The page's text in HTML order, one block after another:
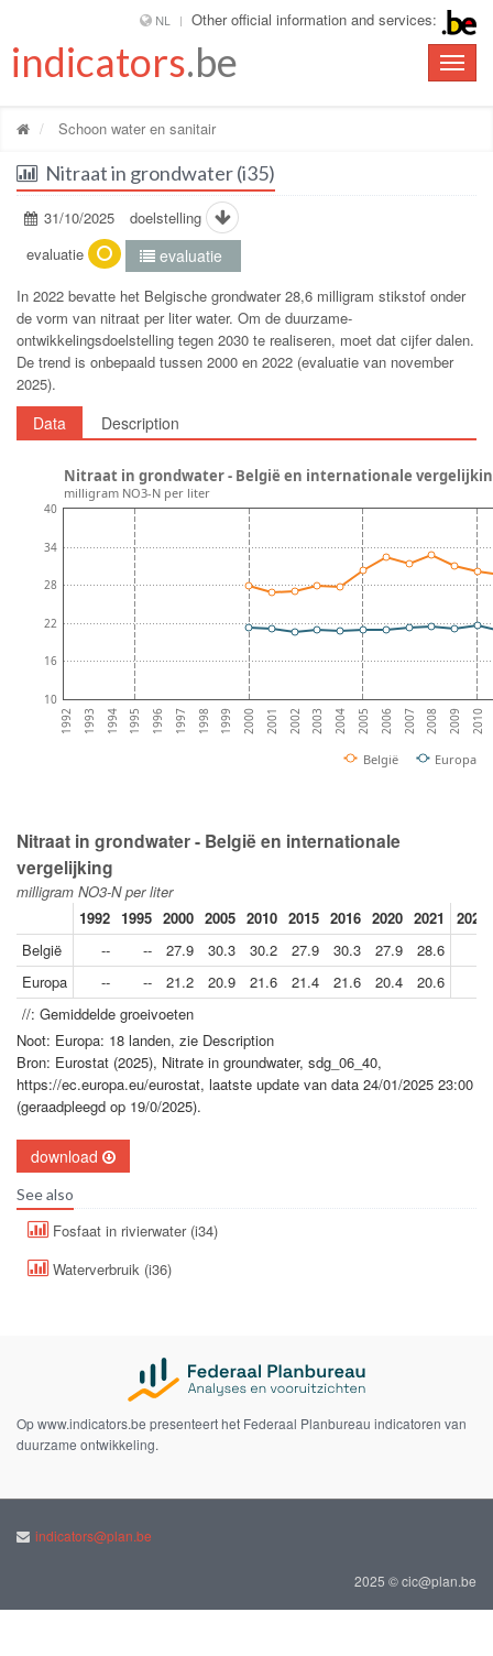
NL Other official information and services:
Toggle
indicators.be
Schoon water en sanitair
Nitraat in grondwater (i35)
31/10/2025
doelstelling
evaluatie
evaluatie
In 2022 bevatte het Belgische grondwater 28,6 milligram stikstof onder
de vorm van nitraat per liter water. Om de duurzame-
ontwikkelingsdoelstelling tegen 2030 te realiseren, moet dat cijfer dalen.
De trend is onbepaald tussen 2000 en 2022 (evaluatie van november
2025).
Data Description
1992 1993 1994 1995 1996 1997 1998 1999 2000 2001 2002 2003 2004 2005 2006 2007 2008 2009 2010
10
16
22
28
34
40
België Europa
Nitraat in grondwater - België en internationale
milligram NO3-N per liter
Nitraat in grondwater - België en internationale
vergelijking
milligram NO3-N per liter
1992 1995 2000 2005 2010 2015 2016 2020 2021
België
-- -- 27.9 30.3 30.2 27.9 30.3 27.9
28.6
Europa
-- -- 21.2 20.9 21.6 21.4 21.6 20.4
20.6
//: Gemiddelde groeivoeten
Noot: Europa: 18 landen, zie Description
Bron: Eurostat (2025), Nitrate in groundwater, sdg_06_40,
https://ec.europa.eu/eurostat, laatste update van data 24/01/2025 23:00
(geraadpleegd op 19/0/2025).
download
See also
Fosfaat in rivierwater (i34)
Waterverbruik (i36)
Op www.indicators.be presenteert het Federaal Planbureau indicatoren van
duurzame ontwikkeling.
indicators@plan.be
2025 © cic@plan.be